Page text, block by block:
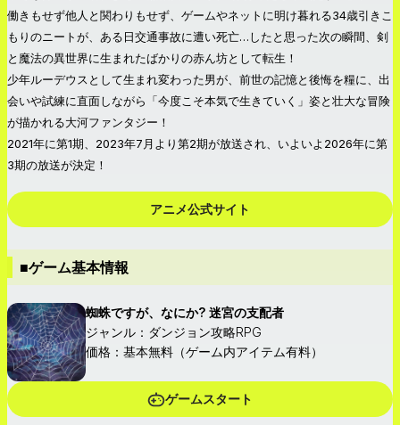
働きもせず他人と関わりもせず、ゲームやネットに明け暮れる34歳引きこ
もりのニートが、ある日交通事故に遭い死亡…したと思った次の瞬間、剣
と魔法の異世界に生まれたばかりの赤ん坊として転生！
少年ルーデウスとして生まれ変わった男が、前世の記憶と後悔を糧に、出
会いや試練に直面しながら「今度こそ本気で生きていく」姿と壮大な冒険
が描かれる大河ファンタジー！
2021年に第1期、2023年7月より第2期が放送され、いよいよ2026年に第
3期の放送が決定！
アニメ公式サイト
■ゲーム基本情報
蜘蛛ですが、なにか? 迷宮の支配者
ジャンル：ダンジョン攻略RPG
価格：基本無料（ゲーム内アイテム有料）
ゲームスタート